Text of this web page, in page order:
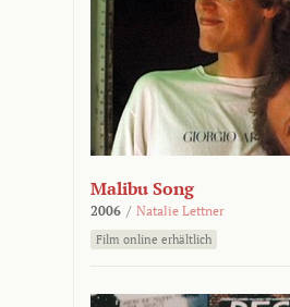
Malibu Song
2006 / Natalie Lettner
Film online erhältlich